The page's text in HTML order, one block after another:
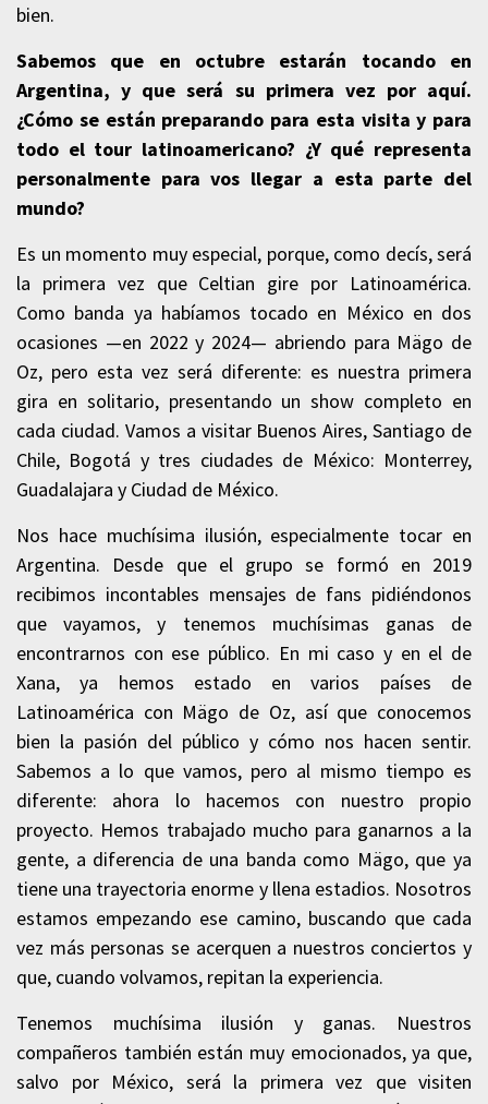
bien.
Sabemos que en octubre estarán tocando en
Argentina, y que será su primera vez por aquí.
¿Cómo se están preparando para esta visita y para
todo el tour latinoamericano? ¿Y qué representa
personalmente para vos llegar a esta parte del
mundo?
Es un momento muy especial, porque, como decís, será
la primera vez que Celtian gire por Latinoamérica.
Como banda ya habíamos tocado en México en dos
ocasiones —en 2022 y 2024— abriendo para Mägo de
Oz, pero esta vez será diferente: es nuestra primera
gira en solitario, presentando un show completo en
cada ciudad. Vamos a visitar Buenos Aires, Santiago de
Chile, Bogotá y tres ciudades de México: Monterrey,
Guadalajara y Ciudad de México.
Nos hace muchísima ilusión, especialmente tocar en
Argentina. Desde que el grupo se formó en 2019
recibimos incontables mensajes de fans pidiéndonos
que vayamos, y tenemos muchísimas ganas de
encontrarnos con ese público. En mi caso y en el de
Xana, ya hemos estado en varios países de
Latinoamérica con Mägo de Oz, así que conocemos
bien la pasión del público y cómo nos hacen sentir.
Sabemos a lo que vamos, pero al mismo tiempo es
diferente: ahora lo hacemos con nuestro propio
proyecto. Hemos trabajado mucho para ganarnos a la
gente, a diferencia de una banda como Mägo, que ya
tiene una trayectoria enorme y llena estadios. Nosotros
estamos empezando ese camino, buscando que cada
vez más personas se acerquen a nuestros conciertos y
que, cuando volvamos, repitan la experiencia.
Tenemos muchísima ilusión y ganas. Nuestros
compañeros también están muy emocionados, ya que,
salvo por México, será la primera vez que visiten